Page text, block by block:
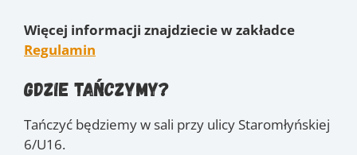
Więcej informacji znajdziecie w zakładce
Regulamin
Gdzie tańczymy?
Tańczyć będziemy w sali przy ulicy Staromłyńskiej
6/U16.